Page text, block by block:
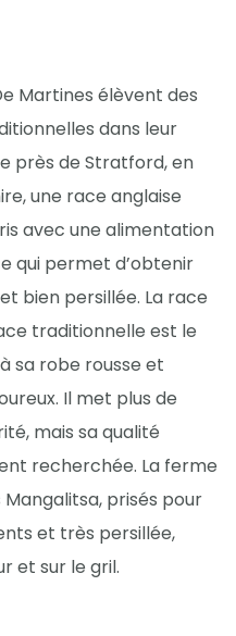
Martines élèvent des
dans leur
près de Stratford, en
une race anglaise
avec une alimentation
qui permet d’obtenir
bien persillée. La race
traditionnelle est le
sa robe rousse et
Il met plus de
mais sa qualité
recherchée. La ferme
prisés pour
et très persillée,
et sur le gril.